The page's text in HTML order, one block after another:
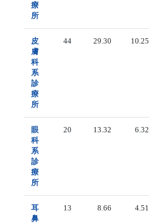
療
所
皮
膚
科
系
診
療
所
44 29.30 10.25
眼
科
系
診
療
所
20 13.32 6.32
耳
鼻
13 8.66 4.51